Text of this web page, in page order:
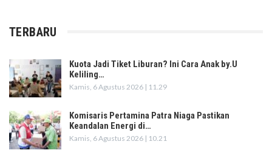
TERBARU
Kuota Jadi Tiket Liburan? Ini Cara Anak by.U
Keliling…
Kamis, 6 Agustus 2026 | 11.29
Komisaris Pertamina Patra Niaga Pastikan
Keandalan Energi di…
Kamis, 6 Agustus 2026 | 10.21